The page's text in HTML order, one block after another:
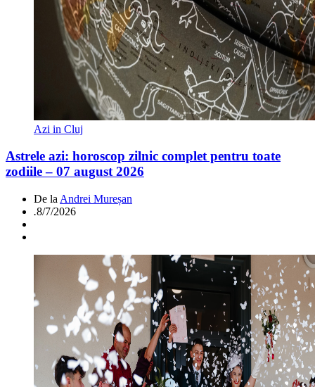
Azi in Cluj
Astrele azi: horoscop zilnic complet pentru toate
zodiile – 07 august 2026
De la Andrei Mureșan
.8/7/2026